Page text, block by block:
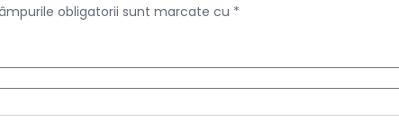
obligatorii sunt marcate cu *